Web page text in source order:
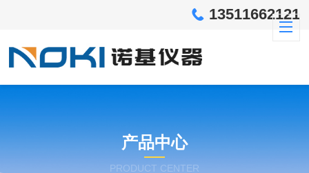
13511662121
产品中心
PRODUCT CENTER